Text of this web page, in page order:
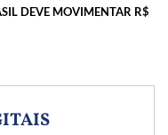
DEVE MOVIMENTAR R$